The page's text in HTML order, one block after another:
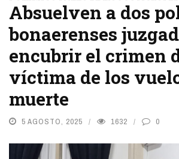
Absuelven a dos
bonaerenses
encubrir el crimen
víctima de los
muerte
5 AGOSTO, 2025 1632 0